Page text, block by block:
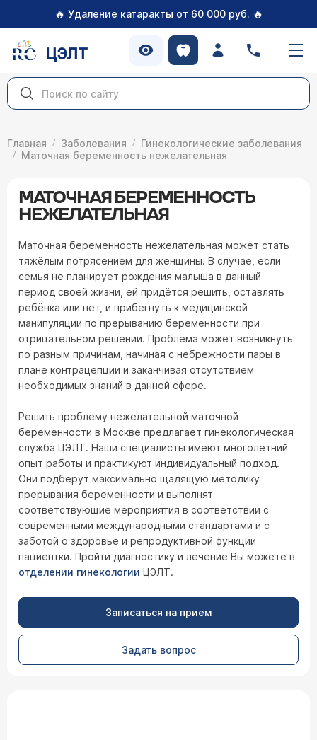
🔥 Удаление катаракты от 60 000 руб. 🔥
ЦЭЛТ
Главная Заболевания
Гинекологические заболевания
Маточная беременность нежелательная
МАТОЧНАЯ БЕРЕМЕННОСТЬ
НЕЖЕЛАТЕЛЬНАЯ
Маточная беременность нежелательная может стать
тяжёлым потрясением для женщины. В случае, если
семья не планирует рождения малыша в данный
период своей жизни, ей придётся решить, оставлять
ребёнка или нет, и прибегнуть к медицинской
манипуляции по прерыванию беременности при
отрицательном решении. Проблема может возникнуть
по разным причинам, начиная с небрежности пары в
плане контрацепции и заканчивая отсутствием
необходимых знаний в данной сфере.
Решить проблему нежелательной маточной
беременности в Москве предлагает гинекологическая
служба ЦЭЛТ. Наши специалисты имеют многолетний
опыт работы и практикуют индивидуальный подход.
Они подберут максимально щадящую методику
прерывания беременности и выполнят
соответствующие мероприятия в соответствии с
современными международными стандартами и с
заботой о здоровье и репродуктивной функции
пациентки. Пройти диагностику и лечение Вы можете в
отделении гинекологии ЦЭЛТ.
Записаться на прием
Задать вопрос